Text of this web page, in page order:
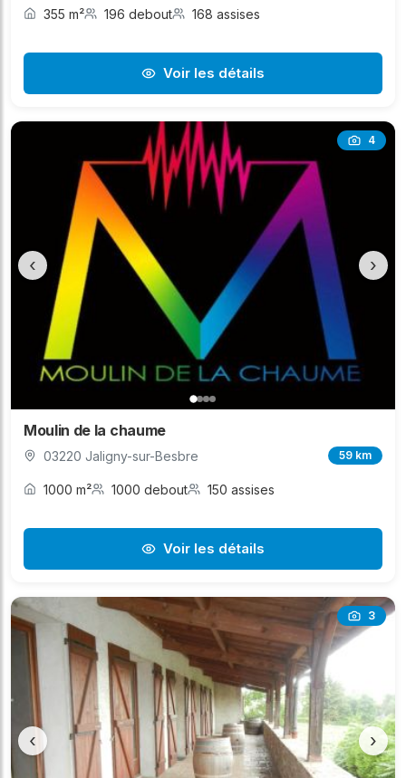
355 m² 196 debout 168 assises
Voir les détails
4
‹ ›
Moulin de la chaume
03220 Jaligny-sur-Besbre 59 km
1000 m² 1000 debout 150 assises
Voir les détails
3
‹ ›